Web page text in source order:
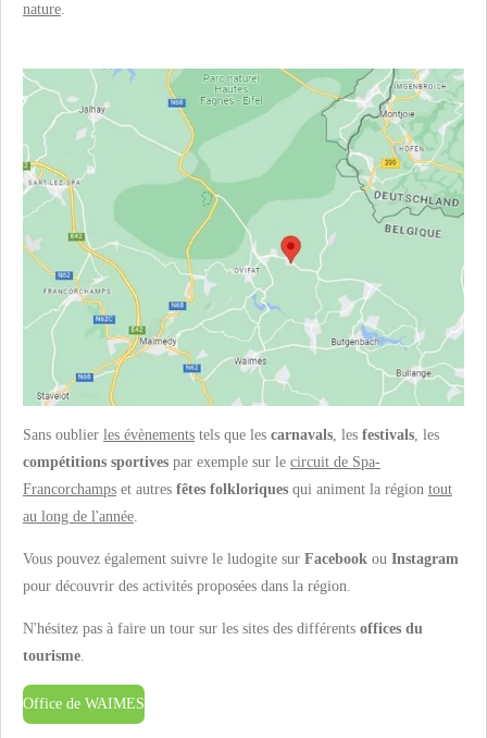
nature.
Sans oublier les évènements tels que les carnavals , les festivals , les
compétitions sportives par exemple sur le circuit de Spa-
Francorchamps et autres fêtes folkloriques qui animent la région tout
au long de l'année
Vous pouvez également suivre le ludogite sur Facebook ou Instagram
pour découvrir des activités proposées dans la région.
N'hésitez pas à faire un tour sur les sites des différents offices du
tourisme
Office de WAIMES